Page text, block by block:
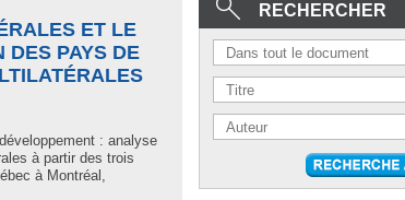
ET LE
DES PAYS DE
: analyse
à partir des trois
à Montréal,
RECHERCHER